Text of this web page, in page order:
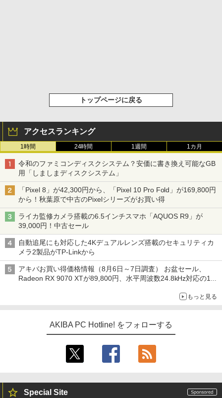
トップページに戻る
アクセスランキング
1時間 24時間 1週間 1カ月
令和のファミコンディスクシステム？安価に書き換え可能なGB
用「しましまディスクシステム」
「Pixel 8」が42,300円から、「Pixel 10 Pro Fold」が169,800円
から！秋葉原で中古のPixelシリーズがお買い得
ライカ監修カメラ搭載の6.5インチスマホ「AQUOS R9」が
39,000円！中古セール
自動追尾にも対応した4Kデュアルレンズ搭載のセキュリティカ
メラ2製品がTP-Linkから
アキバお買い得価格情報（8月6日～7日調査） お盆セール、
Radeon RX 9070 XTが89,800円、水平周波数24.8kHz対応の17
もっと見る
AKIBA PC Hotline! をフォローする
Special Site